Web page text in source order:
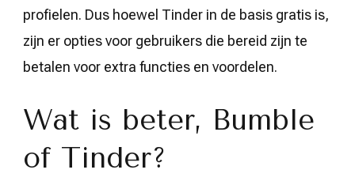
profielen. Dus hoewel Tinder in de basis gratis is,
zijn er opties voor gebruikers die bereid zijn te
betalen voor extra functies en voordelen.
Wat is beter, Bumble
of Tinder?